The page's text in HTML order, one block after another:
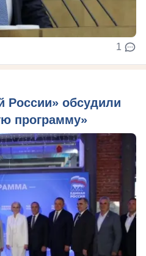
1
России» обсудили
программу»